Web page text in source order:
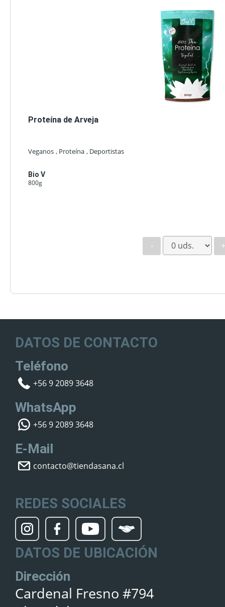
Proteína de Arveja
Veganos , Proteína , Deportistas
Bio V
800g
- +
DATOS DE CONTACTO
Teléfono
+56 9 2089 3648
WhatsApp
+56 9 2089 3648
E-Mail
contacto@tiendasana.cl
REDES SOCIALES
DATOS DE UBICACIÓN
Dirección
Cardenal Fresno #794